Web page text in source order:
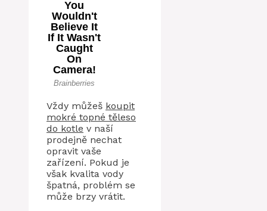
Vždy můžeš koupit
mokré topné těleso
do kotle v naší
prodejně nechat
opravit vaše
zařízení. Pokud je
však kvalita vody
špatná, problém se
může brzy vrátit.